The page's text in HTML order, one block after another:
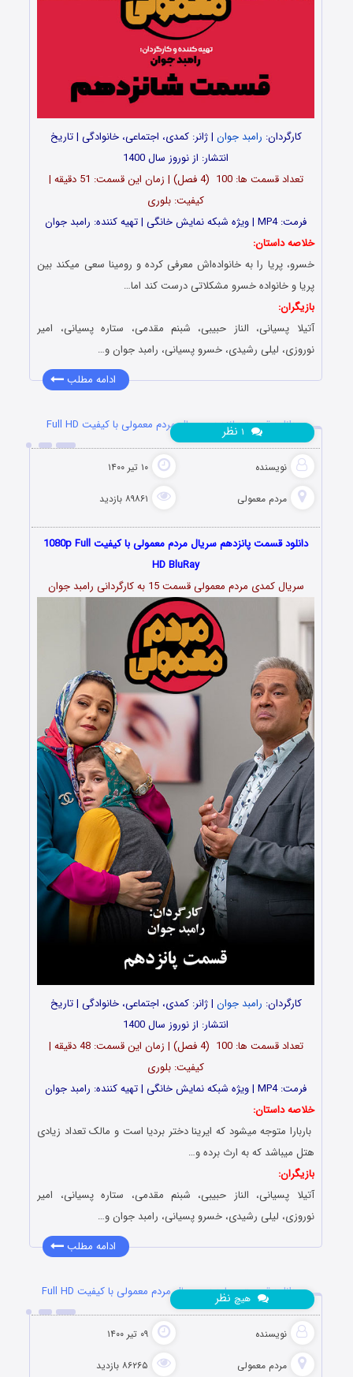
کارگردان: رامبد جوان | ژانر: کمدی، اجتماعی، خانوادگی | تاریخ
انتشار: از نوروز سال 1400
تعداد قسمت ها: 100 (4 فصل) | زمان این قسمت: 51 دقیقه |
کیفیت: بلوری
فرمت: MP4 | ویژه شبکه نمایش خانگی | تهیه کننده: رامبد جوان
خلاصه داستان:
خسرو، پریا را به خانواده‌اش معرفی کرده و رومینا سعی میکند بین
پریا و خانواده خسرو مشکلاتی درست کند اما…
بازیگران:
آتیلا پسیانی، الناز حبیبی، شبنم مقدمی، ستاره پسیانی، امیر
نوروزی، لیلی رشیدی، خسرو پسیانی، رامبد جوان و…
ادامه مطلب
دانلود قسمت پانزدهم سریال مردم معمولی با کیفیت Full HD
نویسنده ۱۰ تیر ۱۴۰۰
مردم معمولی ۸۹۸۶۱ بازدید
نظر
دانلود قسمت پانزدهم سریال مردم معمولی با کیفیت 1080p Full
HD BluRay
سریال کمدی مردم معمولی قسمت 15 به کارگردانی رامبد جوان
کارگردان: رامبد جوان | ژانر: کمدی، اجتماعی، خانوادگی | تاریخ
انتشار: از نوروز سال 1400
تعداد قسمت ها: 100 (4 فصل) | زمان این قسمت: 48 دقیقه |
کیفیت: بلوری
فرمت: MP4 | ویژه شبکه نمایش خانگی | تهیه کننده: رامبد جوان
خلاصه داستان:
باربارا متوجه میشود که ایرینا دختر بردیا است و مالک تعداد زیادی
هتل میباشد که به ارث برده و…
بازیگران:
آتیلا پسیانی، الناز حبیبی، شبنم مقدمی، ستاره پسیانی، امیر
نوروزی، لیلی رشیدی، خسرو پسیانی، رامبد جوان و…
ادامه مطلب
دانلود قسمت چهاردهم سریال مردم معمولی با کیفیت Full HD
نویسنده ۰۹ تیر ۱۴۰۰
مردم معمولی ۸۶۲۶۵ بازدید
هیچ نظر